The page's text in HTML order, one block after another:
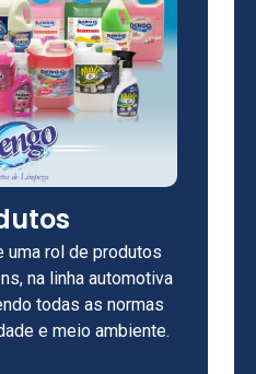
uma rol de produtos
na linha automotiva
todas as normas
e meio ambiente.